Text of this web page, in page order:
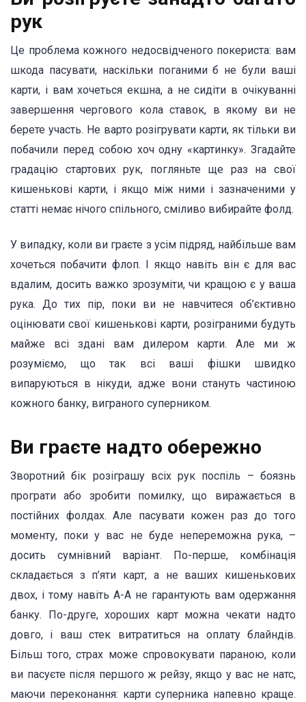
рук
Це проблема кожного недосвідченого покериста: вам
шкода пасувати, наскільки поганими б не були ваші
карти, і вам хочеться екшна, а не сидіти в очікуванні
завершення чергового кола ставок, в якому ви не
берете участь. Не варто розігрувати карти, як тільки ви
побачили перед собою хоч одну «картинку». Згадайте
градацію стартових рук, погляньте ще раз на свої
кишенькові карти, і якщо між ними і зазначеними у
статті немає нічого спільного, сміливо вибирайте фолд.
У випадку, коли ви граєте з усім підряд, найбільше вам
хочеться побачити флоп. І якщо навіть він є для вас
вдалим, досить важко зрозуміти, чи кращою є у ваша
рука. До тих пір, поки ви не навчитеся об’єктивно
оцінювати свої кишенькові карти, розіграними будуть
майже всі здані вам дилером карти. Але ми ж
розуміємо, що так всі ваші фішки швидко
випаруються в нікуди, адже вони стануть частиною
кожного банку, виграного суперником.
Ви граєте надто обережно
Зворотний бік розіграшу всіх рук поспіль – боязнь
програти або зробити помилку, що виражається в
постійних фолдах. Але пасувати кожен раз до того
моменту, поки у вас не буде непереможна рука, –
досить сумнівний варіант. По-перше, комбінація
складається з п’яти карт, а не ваших кишенькових
двох, і тому навіть А-А не гарантують вам одержання
банку. По-друге, хороших карт можна чекати надто
довго, і ваш стек витратиться на оплату блайндів.
Більш того, страх може спровокувати параною, коли
ви пасуєте після першого ж рейзу, якщо у вас не натс,
маючи переконання: карти суперника напевно краще.